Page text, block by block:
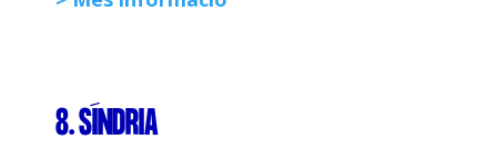
8. SÍNDRIA